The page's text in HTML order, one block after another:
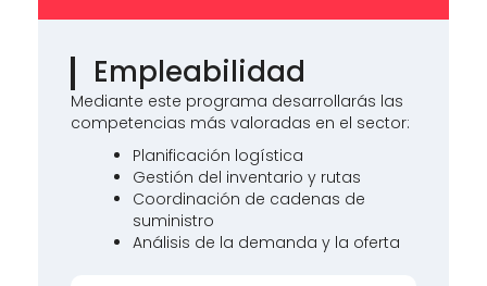
Empleabilidad
Mediante este programa desarrollarás las
competencias más valoradas en el sector:
Planificación logística
Gestión del inventario y rutas
Coordinación de cadenas de
suministro
Análisis de la demanda y la oferta